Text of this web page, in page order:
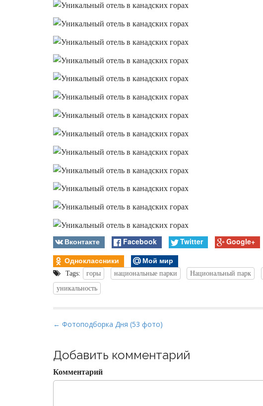
Вконтакте Facebook Twitter Google+
Одноклассники
Мой мир
Tags: горы национальные парки Национальный парк
уникальность
P
s
t
n
← Фотоподборка Дня (53 фото)
Добавить комментарий
Комментарий